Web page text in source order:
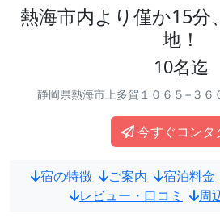
熱海市内より僅か15分
地！
10名迄
静岡県熱海市上多賀１０６５−３６
今すぐコンタ
宿の特徴 ご案内 宿泊料金
レビュー・口コミ
周